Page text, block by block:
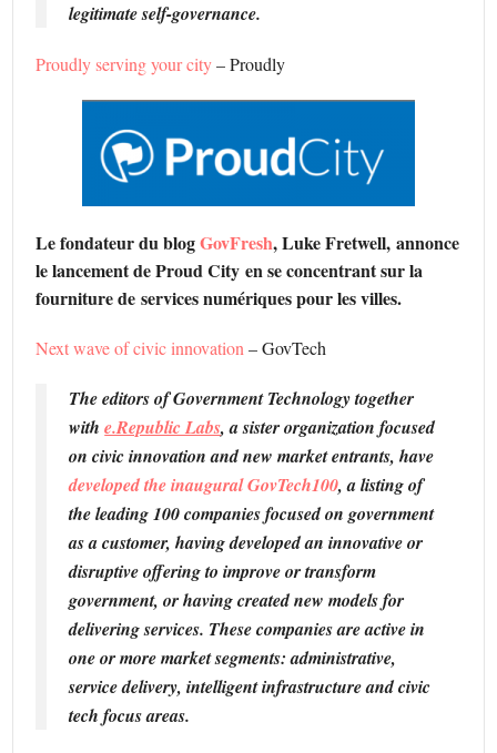
legitimate self-governance.
Proudly serving your city– Proudly
Le fondateur du blogGovFresh, Luke Fretwell, annonce
le lancement de Proud City en se concentrant sur ​​la
fourniture de services numériques pour les villes.
Next wave of civic innovation– GovTech
The editors of Government Technology together
withe.Republic Labs, a sister organization focused
on civic innovation and new market entrants, have
developed the inaugural GovTech100, a listing of
the leading 100 companies focused on government
as a customer, having developed an innovative or
disruptive offering to improve or transform
government, or having created new models for
delivering services. These companies are active in
one or more market segments: administrative,
service delivery, intelligent infrastructure and civic
tech focus areas.